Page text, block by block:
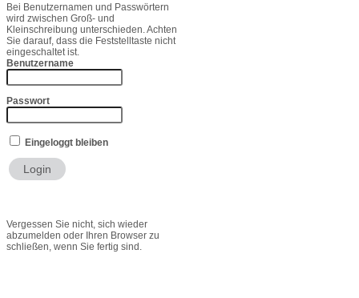
Bei Benutzernamen und Passwörtern
wird zwischen Groß- und
Kleinschreibung unterschieden. Achten
Sie darauf, dass die Feststelltaste nicht
eingeschaltet ist.
Benutzername
Passwort
Eingeloggt bleiben
Vergessen Sie nicht, sich wieder
abzumelden oder Ihren Browser zu
schließen, wenn Sie fertig sind.
Phonesty Premium
Phonesty Professional
Über Uns